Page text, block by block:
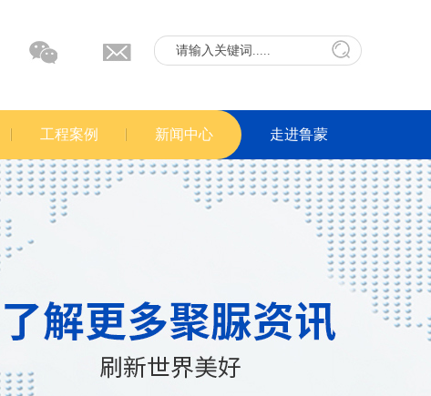
工程案例 新闻中心 走进鲁蒙